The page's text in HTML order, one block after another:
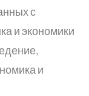
с
и экономики
и